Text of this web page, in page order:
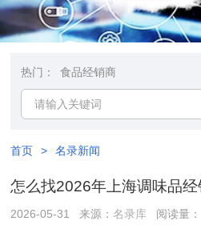
热门： 食品经销商
首页 > 名录新闻
怎么找2026年上海调味品
2026-05-31 来源：名录库 阅读量：